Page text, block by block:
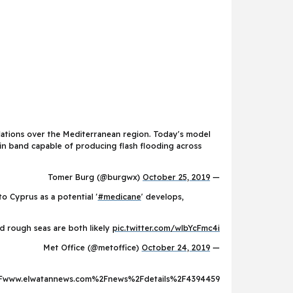
over the Mediterranean region. Today's model
band capable of producing flash flooding across
— Tomer Burg (@burgwx)
October 25, 2019
Cyprus as a potential '#medicane' develops,
rough seas are both likely pic.twitter.com/wlbYcFmc4i
— Met Office (@metoffice)
October 24, 2019